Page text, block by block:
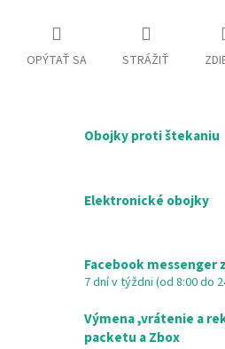
OPÝTAŤ SA STRÁŽIŤ
Obojky proti štekaniu
Elektronické obojky
Facebook messenger
7 dní v týždni (od 8:00 do
Výmena ,vrátenie a
packetu a Zbox